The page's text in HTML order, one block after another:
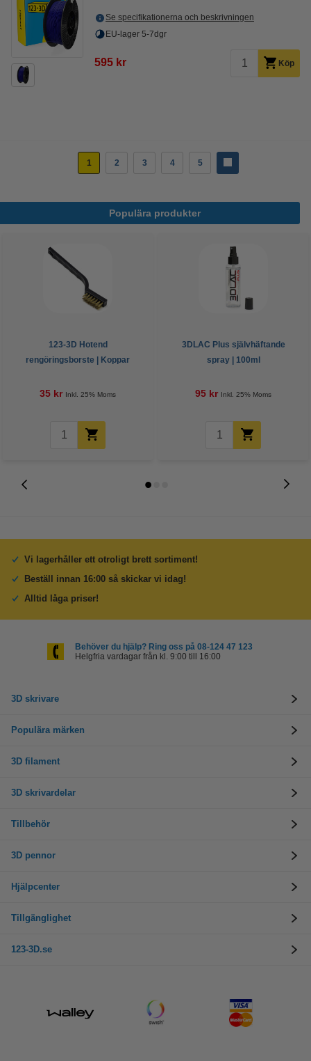
Se specifikationerna och beskrivningen
EU-lager 5-7dgr
595 kr Köp
1 2 3 4 5
Populära produkter
123-3D Hotend
rengöringsborste | Koppar
35 kr Inkl. 25% Moms
3DLAC Plus självhäftande
spray | 100ml
95 kr Inkl. 25% Moms
Vi lagerhåller ett otroligt brett sortiment!
Beställ innan 16:00 så skickar vi idag!
Alltid låga priser!
Behöver du hjälp? Ring oss på 08-124 47 123
Helgfria vardagar från kl. 9:00 till 16:00
3D skrivare
Populära märken
3D filament
3D skrivardelar
Tillbehör
3D pennor
Hjälpcenter
Tillgänglighet
123-3D.se